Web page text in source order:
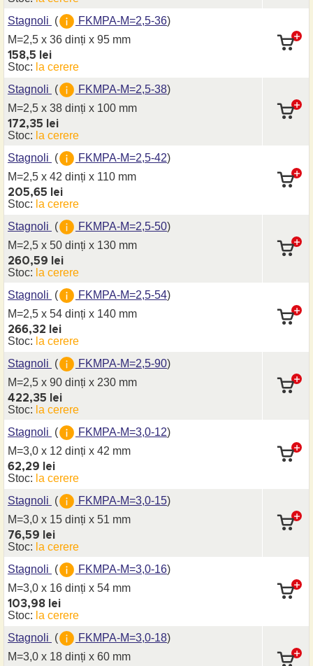
Stagnoli ( FKMPA-M=2,5-36)
M=2,5 x 36 dinți x 95 mm
158,5 lei
Stoc: la cerere
Stagnoli ( FKMPA-M=2,5-38)
M=2,5 x 38 dinți x 100 mm
172,35 lei
Stoc: la cerere
Stagnoli ( FKMPA-M=2,5-42)
M=2,5 x 42 dinți x 110 mm
205,65 lei
Stoc: la cerere
Stagnoli ( FKMPA-M=2,5-50)
M=2,5 x 50 dinți x 130 mm
260,59 lei
Stoc: la cerere
Stagnoli ( FKMPA-M=2,5-54)
M=2,5 x 54 dinți x 140 mm
266,32 lei
Stoc: la cerere
Stagnoli ( FKMPA-M=2,5-90)
M=2,5 x 90 dinți x 230 mm
422,35 lei
Stoc: la cerere
Stagnoli ( FKMPA-M=3,0-12)
M=3,0 x 12 dinți x 42 mm
62,29 lei
Stoc: la cerere
Stagnoli ( FKMPA-M=3,0-15)
M=3,0 x 15 dinți x 51 mm
76,59 lei
Stoc: la cerere
Stagnoli ( FKMPA-M=3,0-16)
M=3,0 x 16 dinți x 54 mm
103,98 lei
Stoc: la cerere
Stagnoli ( FKMPA-M=3,0-18)
M=3,0 x 18 dinți x 60 mm